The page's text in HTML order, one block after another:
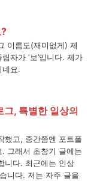
이름도(재미없게) 제
림자가 ‘보’입니다. 제가
네요.
그, 특별한 일상의
했고, 중간쯤엔 포트폴
. 그래서 초창기 글에는
니다. 최근에는 인상
니다. 저는 자주 글을